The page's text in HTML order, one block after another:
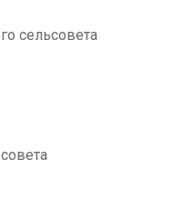
сельсовета